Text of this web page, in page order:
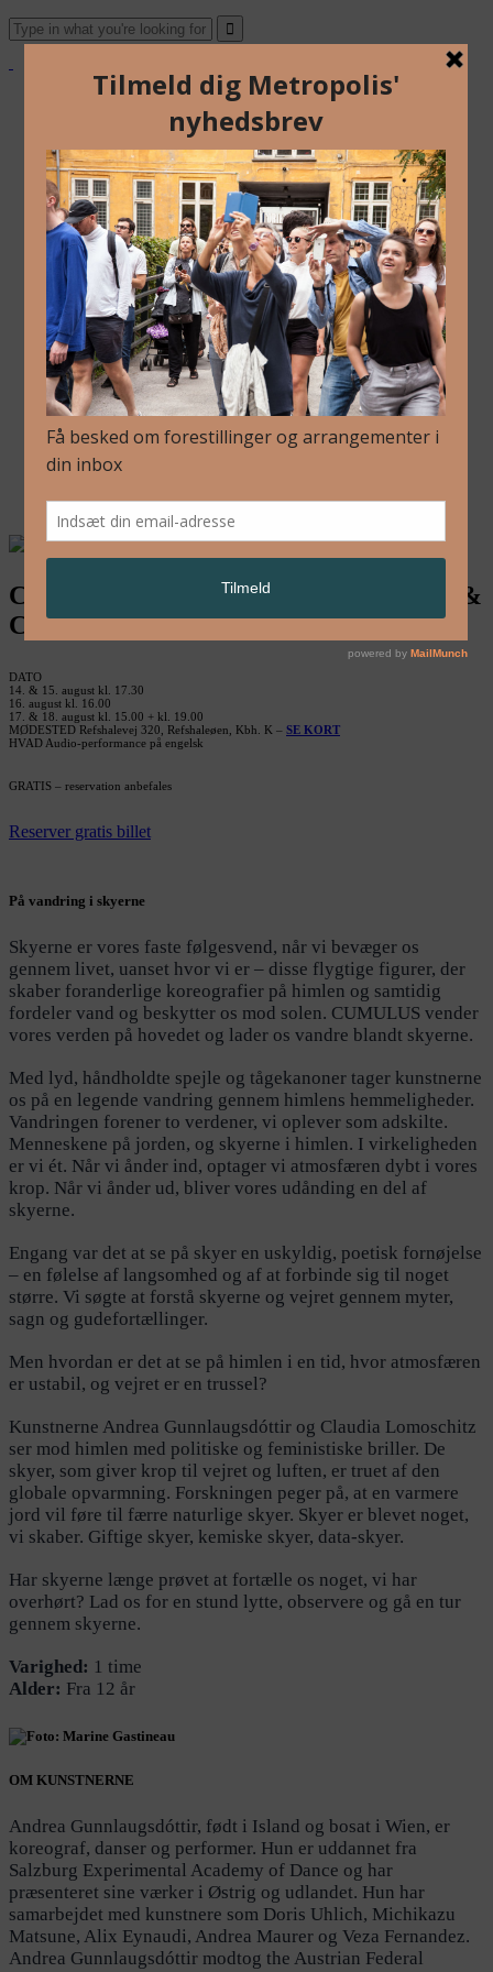
Blog
Arkiv
Nyhedsbrev
Kalender
Kontakt
Dansk
English
Om Os
Blog
Arkiv
Nyhedsbrev
Kalender
Dansk
CUMULUS af Andrea Gunnlaugsdóttir &
Claudia Lomoschitz
DATO
14. & 15. august kl. 17.30
16. august kl. 16.00
17. & 18. august kl. 15.00 + kl. 19.00
MØDESTED Refshalevej 320, Refshaleøen, Kbh. K – SE KORT
HVAD Audio-performance på engelsk
GRATIS – reservation anbefales
Reserver gratis billet
På vandring i skyerne
Skyerne er vores faste følgesvend, når vi bevæger os
gennem livet, uanset hvor vi er – disse flygtige figurer, der
skaber foranderlige koreografier på himlen og samtidig
fordeler vand og beskytter os mod solen. CUMULUS vender
vores verden på hovedet og lader os vandre blandt skyerne.
Med lyd, håndholdte spejle og tågekanoner tager kunstnerne
os på en legende vandring gennem himlens hemmeligheder.
Vandringen forener to verdener, vi oplever som adskilte.
Menneskene på jorden, og skyerne i himlen. I virkeligheden
er vi ét. Når vi ånder ind, optager vi atmosfæren dybt i vores
krop. Når vi ånder ud, bliver vores udånding en del af
skyerne.
Engang var det at se på skyer en uskyldig, poetisk fornøjelse
– en følelse af langsomhed og af at forbinde sig til noget
større. Vi søgte at forstå skyerne og vejret gennem myter,
sagn og gudefortællinger.
Men hvordan er det at se på himlen i en tid, hvor atmosfæren
er ustabil, og vejret er en trussel?
Kunstnerne Andrea Gunnlaugsdóttir og Claudia Lomoschitz
ser mod himlen med politiske og feministiske briller. De
skyer, som giver krop til vejret og luften, er truet af den
globale opvarmning. Forskningen peger på, at en varmere
jord vil føre til færre naturlige skyer. Skyer er blevet noget,
vi skaber. Giftige skyer, kemiske skyer, data-skyer.
Har skyerne længe prøvet at fortælle os noget, vi har
overhørt? Lad os for en stund lytte, observere og gå en tur
gennem skyerne.
Varighed: 1 time
Alder: Fra 12 år
OM KUNSTNERNE
Andrea Gunnlaugsdóttir, født i Island og bosat i Wien, er
koreograf, danser og performer. Hun er uddannet fra
Salzburg Experimental Academy of Dance og har
præsenteret sine værker i Østrig og udlandet. Hun har
samarbejdet med kunstnere som Doris Uhlich, Michikazu
Matsune, Alix Eynaudi, Andrea Maurer og Veza Fernandez.
Andrea Gunnlaugsdóttir modtog the Austrian Federal